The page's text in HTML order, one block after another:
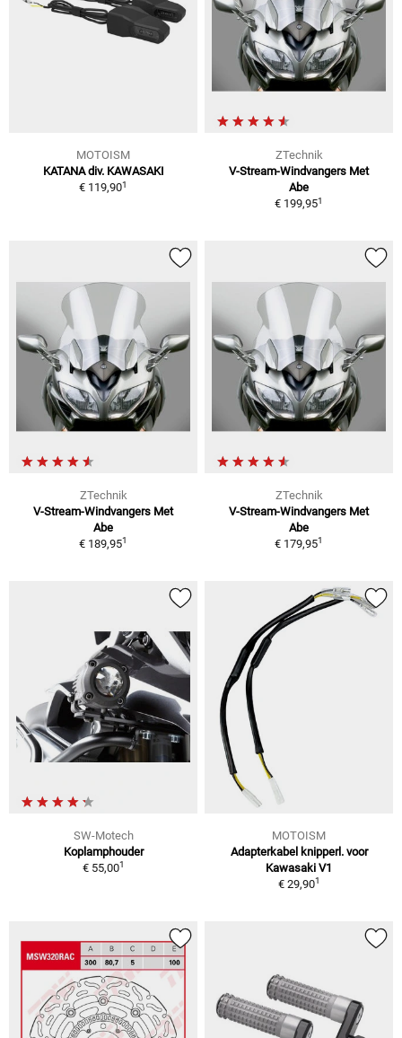
MOTOISM
KATANA div. KAWASAKI
€ 119,901
ZTechnik
V-Stream-Windvangers Met
Abe
€ 199,951
ZTechnik
V-Stream-Windvangers Met
Abe
€ 189,951
ZTechnik
V-Stream-Windvangers Met
Abe
€ 179,951
SW-Motech
Koplamphouder
€ 55,001
MOTOISM
Adapterkabel knipperl. voor
Kawasaki V1
€ 29,901